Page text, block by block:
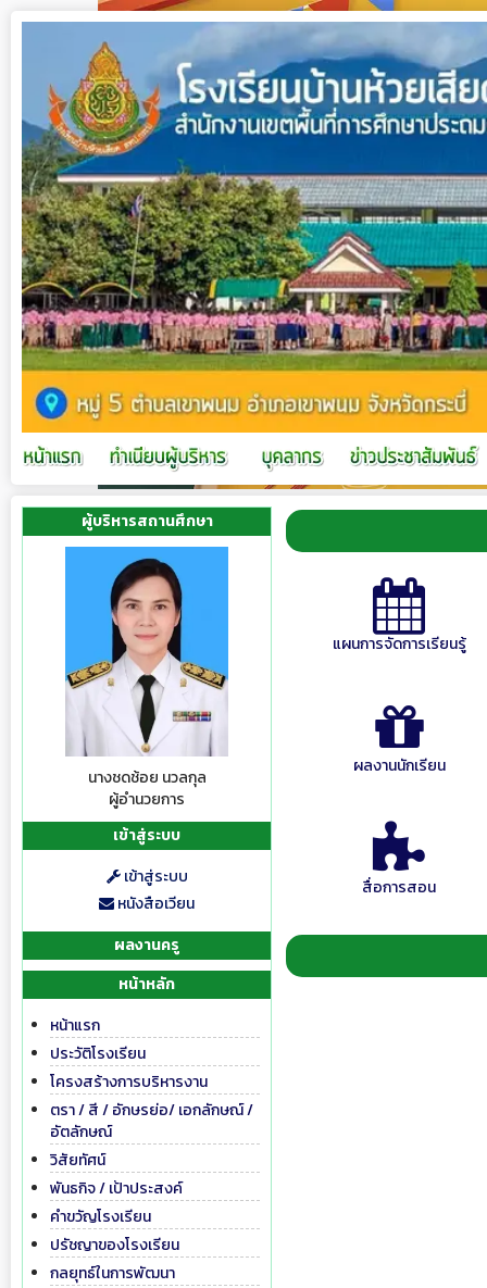
ผู้บริหารสถานศึกษา
นางชดช้อย นวลกุล
ผู้อำนวยการ
เข้าสู่ระบบ
เข้าสู่ระบบ
หนังสือเวียน
ผลงานครู
หน้าหลัก
หน้าแรก
ประวัติโรงเรียน
โครงสร้างการบริหารงาน
ตรา / สี / อักษรย่อ/ เอกลักษณ์ /
อัตลักษณ์
วิสัยทัศน์
พันธกิจ / เป้าประสงค์
คำขวัญโรงเรียน
ปรัชญาของโรงเรียน
กลยุทธ์ในการพัฒนา
แผนการจัดการเรียนรู้
ผลงานนักเรียน
สื่อการสอน